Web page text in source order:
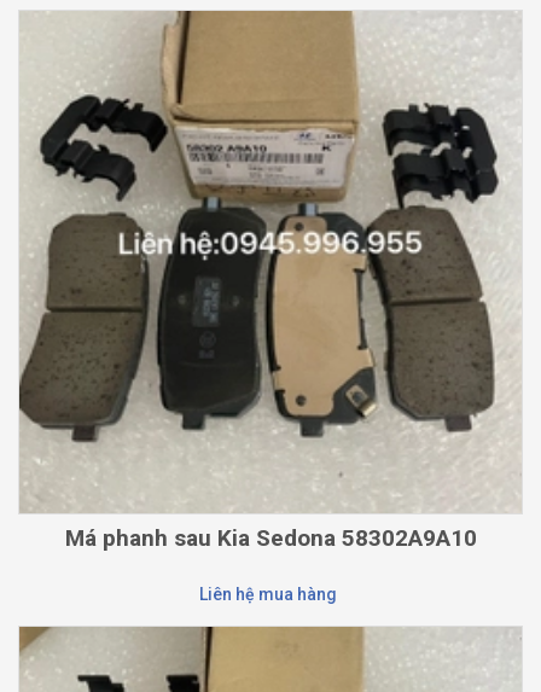
Má phanh sau Kia Sedona 58302A9A10
Liên hệ mua hàng